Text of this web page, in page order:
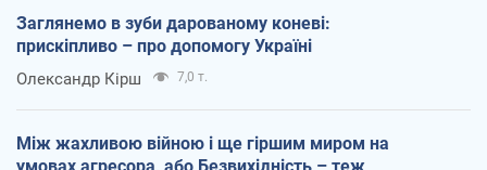
Заглянемо в зуби дарованому коневі:
прискіпливо – про допомогу Україні
Олександр Кірш 7,0 т.
Між жахливою війною і ще гіршим миром на
умовах агресора, або Безвихідність – теж